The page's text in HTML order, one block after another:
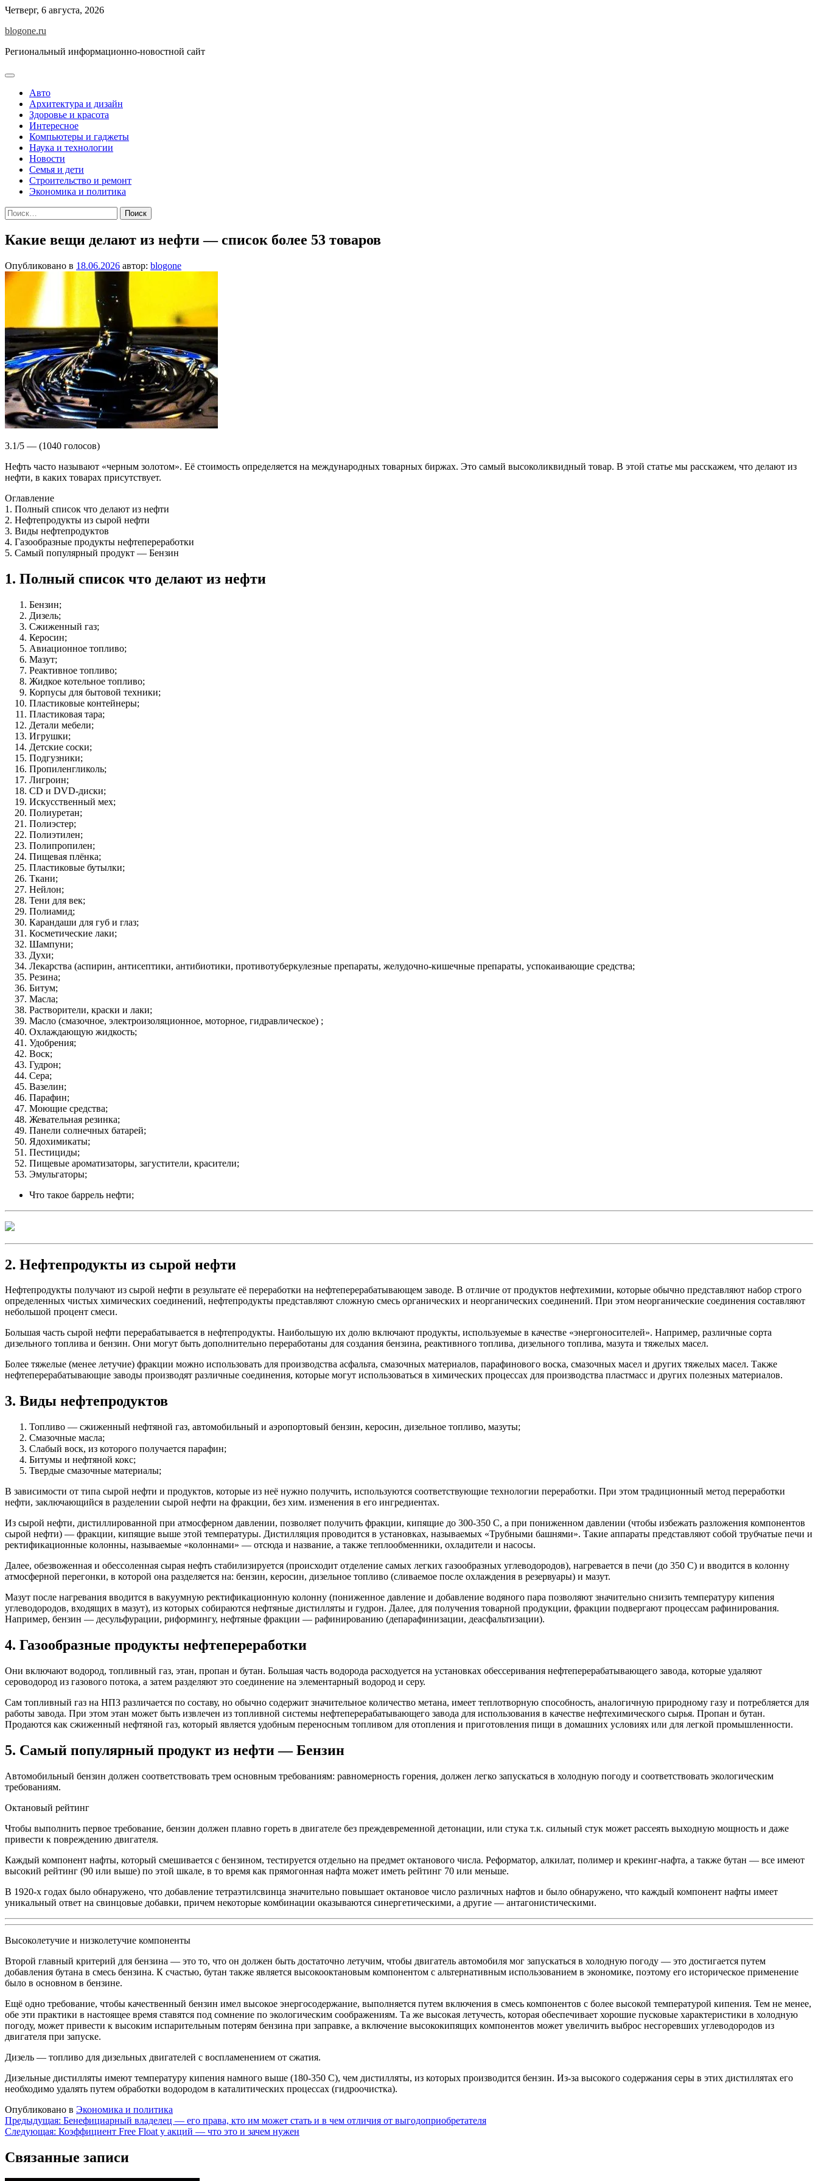
Перейти
содержимому
Четверг, 6 августа, 2026
blogone.ru
Региональный информационно-новостной сайт
Авто
Архитектура и дизайн
Здоровье и красота
Интересное
Компьютеры и гаджеты
Наука и технологии
Новости
Семья и дети
Строительство и ремонт
Экономика и политика
Найти:
Какие вещи делают из нефти — список более 53 товаров
Опубликовано в 18.06.2026 автор: blogone
3.1/5 — (1040 голосов)
Нефть часто называют «черным золотом». Её стоимость определяется на международных товарных биржах. Это самый высоколиквидный товар. В этой статье мы расскажем, что делают из
нефти, в каких товарах присутствует.
Оглавление
1. Полный список что делают из нефти
2. Нефтепродукты из сырой нефти
3. Виды нефтепродуктов
4. Газообразные продукты нефтепереработки
5. Самый популярный продукт — Бензин
1. Полный список что делают из нефти
Бензин;
Дизель;
Сжиженный газ;
Керосин;
Авиационное топливо;
Мазут;
Реактивное топливо;
Жидкое котельное топливо;
Корпусы для бытовой техники;
Пластиковые контейнеры;
Пластиковая тара;
Детали мебели;
Игрушки;
Детские соски;
Подгузники;
Пропиленгликоль;
Лигроин;
CD и DVD-диски;
Искусственный мех;
Полиуретан;
Полиэстер;
Полиэтилен;
Полипропилен;
Пищевая плёнка;
Пластиковые бутылки;
Ткани;
Нейлон;
Тени для век;
Полиамид;
Карандаши для губ и глаз;
Косметические лаки;
Шампуни;
Духи;
Лекарства (аспирин, антисептики, антибиотики, противотуберкулезные препараты, желудочно-кишечные препараты, успокаивающие средства;
Резина;
Битум;
Масла;
Растворители, краски и лаки;
Масло (смазочное, электроизоляционное, моторное, гидравлическое) ;
Охлаждающую жидкость;
Удобрения;
Воск;
Гудрон;
Сера;
Вазелин;
Парафин;
Моющие средства;
Жевательная резинка;
Панели солнечных батарей;
Ядохимикаты;
Пестициды;
Пищевые ароматизаторы, загустители, красители;
Эмульгаторы;
Что такое баррель нефти;
2. Нефтепродукты из сырой нефти
Нефтепродукты получают из сырой нефти в результате её переработки на нефтеперерабатывающем заводе. В отличие от продуктов нефтехимии, которые обычно представляют набор строго
определенных чистых химических соединений, нефтепродукты представляют сложную смесь органических и неорганических соединений. При этом неорганические соединения составляют
небольшой процент смеси.
Большая часть сырой нефти перерабатывается в нефтепродукты. Наибольшую их долю включают продукты, используемые в качестве «энергоносителей». Например, различные сорта
дизельного топлива и бензин. Они могут быть дополнительно переработаны для создания бензина, реактивного топлива, дизельного топлива, мазута и тяжелых масел.
Более тяжелые (менее летучие) фракции можно использовать для производства асфальта, смазочных материалов, парафинового воска, смазочных масел и других тяжелых масел. Также
нефтеперерабатывающие заводы производят различные соединения, которые могут использоваться в химических процессах для производства пластмасс и других полезных материалов.
3. Виды нефтепродуктов
Топливо — сжиженный нефтяной газ, автомобильный и аэропортовый бензин, керосин, дизельное топливо, мазуты;
Смазочные масла;
Слабый воск, из которого получается парафин;
Битумы и нефтяной кокс;
Твердые смазочные материалы;
В зависимости от типа сырой нефти и продуктов, которые из неё нужно получить, используются соответствующие технологии переработки. При этом традиционный метод переработки
нефти, заключающийся в разделении сырой нефти на фракции, без хим. изменения в его ингредиентах.
Из сырой нефти, дистиллированной при атмосферном давлении, позволяет получить фракции, кипящие до 300-350 С, а при пониженном давлении (чтобы избежать разложения компонентов
сырой нефти) — фракции, кипящие выше этой температуры. Дистилляция проводится в установках, называемых «Трубными башнями». Такие аппараты представляют собой трубчатые печи и
ректификационные колонны, называемые «колоннами» — отсюда и название, а также теплообменники, охладители и насосы.
Далее, обезвоженная и обессоленная сырая нефть стабилизируется (происходит отделение самых легких газообразных углеводородов), нагревается в печи (до 350 С) и вводится в колонну
атмосферной перегонки, в которой она разделяется на: бензин, керосин, дизельное топливо (сливаемое после охлаждения в резервуары) и мазут.
Мазут после нагревания вводится в вакуумную ректификационную колонну (пониженное давление и добавление водяного пара позволяют значительно снизить температуру кипения
углеводородов, входящих в мазут), из которых собираются нефтяные дистилляты и гудрон. Далее, для получения товарной продукции, фракции подвергают процессам рафинирования.
Например, бензин — десульфурации, риформингу, нефтяные фракции — рафинированию (депарафинизации, деасфальтизации).
4. Газообразные продукты нефтепереработки
Они включают водород, топливный газ, этан, пропан и бутан. Большая часть водорода расходуется на установках обессеривания нефтеперерабатывающего завода, которые удаляют
сероводород из газового потока, а затем разделяют это соединение на элементарный водород и серу.
Сам топливный газ на НПЗ различается по составу, но обычно содержит значительное количество метана, имеет теплотворную способность, аналогичную природному газу и потребляется для
работы завода. При этом этан может быть извлечен из топливной системы нефтеперерабатывающего завода для использования в качестве нефтехимического сырья. Пропан и бутан.
Продаются как сжиженный нефтяной газ, который является удобным переносным топливом для отопления и приготовления пищи в домашних условиях или для легкой промышленности.
5. Самый популярный продукт из нефти — Бензин
Автомобильный бензин должен соответствовать трем основным требованиям: равномерность горения, должен легко запускаться в холодную погоду и соответствовать экологическим
требованиям.
Октановый рейтинг
Чтобы выполнить первое требование, бензин должен плавно гореть в двигателе без преждевременной детонации, или стука т.к. сильный стук может рассеять выходную мощность и даже
привести к повреждению двигателя.
Каждый компонент нафты, который смешивается с бензином, тестируется отдельно на предмет октанового числа. Реформатор, алкилат, полимер и крекинг-нафта, а также бутан — все имеют
высокий рейтинг (90 или выше) по этой шкале, в то время как прямогонная нафта может иметь рейтинг 70 или меньше.
В 1920-х годах было обнаружено, что добавление тетраэтилсвинца значительно повышает октановое число различных нафтов и было обнаружено, что каждый компонент нафты имеет
уникальный ответ на свинцовые добавки, причем некоторые комбинации оказываются синергетическими, а другие — антагонистическими.
Высоколетучие и низколетучие компоненты
Второй главный критерий для бензина — это то, что он должен быть достаточно летучим, чтобы двигатель автомобиля мог запускаться в холодную погоду — это достигается путем
добавления бутана в смесь бензина. К счастью, бутан также является высокооктановым компонентом с альтернативным использованием в экономике, поэтому его историческое применение
было в основном в бензине.
Ещё одно требование, чтобы качественный бензин имел высокое энергосодержание, выполняется путем включения в смесь компонентов с более высокой температурой кипения. Тем не менее,
обе эти практики в настоящее время ставятся под сомнение по экологическим соображениям. Та же высокая летучесть, которая обеспечивает хорошие пусковые характеристики в холодную
погоду, может привести к высоким испарительным потерям бензина при заправке, а включение высококипящих компонентов может увеличить выброс несгоревших углеводородов из
двигателя при запуске.
Дизель — топливо для дизельных двигателей с воспламенением от сжатия.
Дизельные дистилляты имеют температуру кипения намного выше (180-350 С), чем дистилляты, из которых производится бензин. Из-за высокого содержания серы в этих дистиллятах его
необходимо удалять путем обработки водородом в каталитических процессах (гидроочистка).
Опубликовано в Экономика и политика
Навигация
по
записям
Предыдущая: Бенефициарный владелец — его права, кто им может стать и в чем отличия от выгодоприобретателя
Следующая: Коэффициент Free Float у акций — что это и зачем нужен
Связанные записи